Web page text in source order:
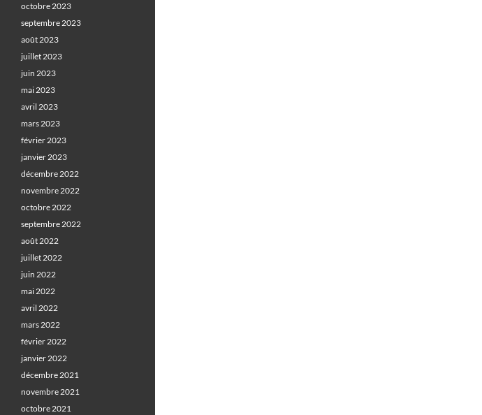
octobre 2023
septembre 2023
août 2023
juillet 2023
juin 2023
mai 2023
avril 2023
mars 2023
février 2023
janvier 2023
décembre 2022
novembre 2022
octobre 2022
septembre 2022
août 2022
juillet 2022
juin 2022
mai 2022
avril 2022
mars 2022
février 2022
janvier 2022
décembre 2021
novembre 2021
octobre 2021